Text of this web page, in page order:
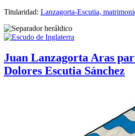
Titularidad: Lanzagorta-Escutia,
Juan Lanzagorta Aras
Dolores Escutia Sánchez